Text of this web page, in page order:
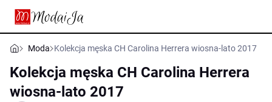
Moda Kolekcja męska CH Carolina Herrera wiosna-lato 2017
Kolekcja męska CH Carolina Herrera
wiosna-lato 2017